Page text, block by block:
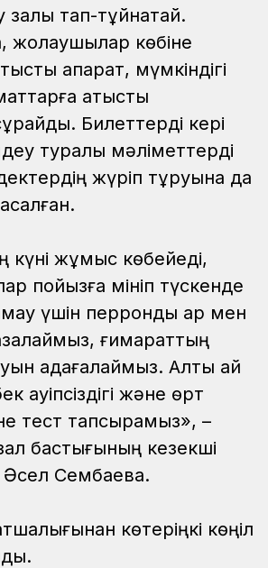
залы тап-тұйнақтай.
жолаушылар көбіне
ақпарат, мүмкіндігі
қатысты
Билеттерді кері
туралы мәліметтерді
жүріп тұруына да
күні жұмыс көбейеді,
пойызға мініп түскенде
үшін перронды қар мен
ғимараттың
қадағалаймыз. Алты ай
қауіпсіздігі және өрт
тест тапсырамыз», –
бастығының кезекші
Әсел Сембаева.
көтеріңкі көңіл